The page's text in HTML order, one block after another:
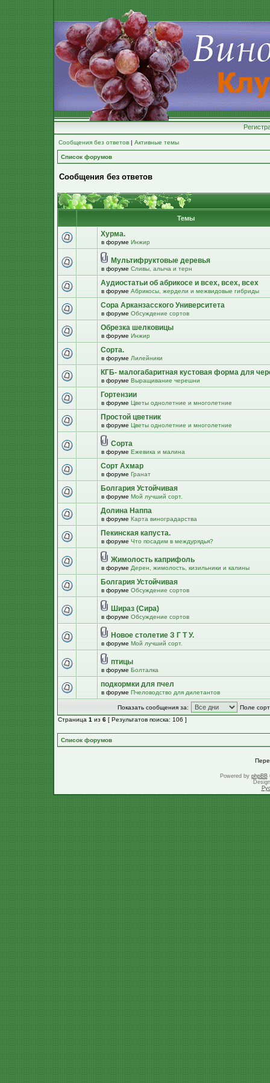
Сообщения без ответов | Активные темы
Список форумов
Сообщения без ответов
Темы
Хурма.
в форуме Инжир
Мультифруктовые деревья
в форуме Сливы, алыча и терн
Аудиостатьи об абрикосе и всех, всех, всех
в форуме Абрикосы, жердели и межвидовые гибриды
Сора Арканзасского Университета
в форуме Обсуждение сортов
Обрезка шелковицы
в форуме Инжир
Сорта.
в форуме Лилейники
КГБ- малогабаритная кустовая форма для
в форуме Выращивание черешни
Гортензии
в форуме Цветы однолетние и многолетние
Простой цветник
в форуме Цветы однолетние и многолетние
Сорта
в форуме Ежевика и малина
Сорт Ахмар
в форуме Гранат
Болгария Устойчивая
в форуме Мой лучший сорт.
Долина Наппа
в форуме Карта виноградарства
Пекинская капуста.
в форуме Что посадим в междурядья?
Жимолость каприфоль
в форуме Дерен, жимолость, кизильники и калины
Болгария Устойчивая
в форуме Обсуждение сортов
Шираз (Сира)
в форуме Обсуждение сортов
Новое столетие З Г Т У.
в форуме Мой лучший сорт.
птицы
в форуме Болталка
подкормки для пчел
в форуме Пчеловодство для дилетантов
Показать сообщения за:
Поле
Страница 1 из 6 [ Результатов поиска: 106 ]
Список форумов
Powered by phpBB